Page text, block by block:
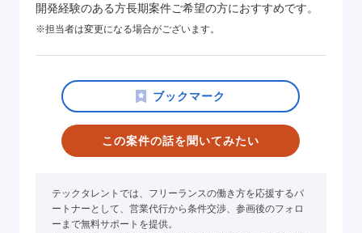
開発経験のある方長期案件ご希望の方におすすめです。
※担当者は変更になる場合がございます。
この案件の話を聞いてみたい
テックタレントでは、フリーランスの働き方を応援するパ
ートナーとして、営業代行から条件交渉、参画後のフォロ
ーまで無料サポートを提供。